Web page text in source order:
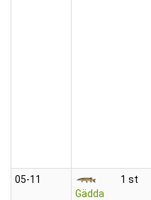
05‑11
Gädda
1 st